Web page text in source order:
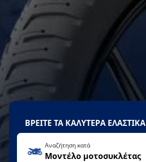
ΒΡΕΙΤΕ ΤΑ ΚΑΛΥΤΕΡΑ
Αναζήτηση κατά
Μοντέλο μοτοσυκλέτας